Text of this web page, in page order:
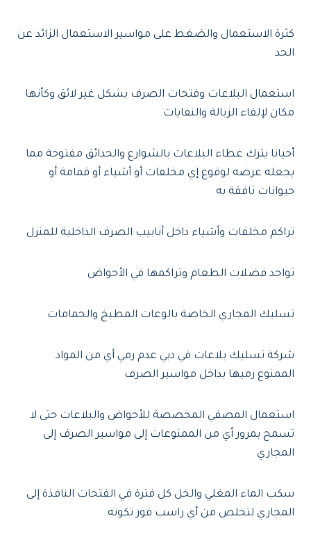
كثرة الاستعمال والضغط على مواسير الاستعمال الزائد عن
الحد
استعمال البلاعات وفتحات الصرف بشكل غير لائق وكأنها
مكان لإلقاء الزبالة والنفايات
أحيانا يترك غطاء البلاعات بالشوارع والحدائق مفتوحة مما
يجعله عرضه لوقوع إي مخلفات أو أشياء أو قمامة أو
حيوانات نافقة به
تراكم مخلفات وأشياء داخل أنابيب الصرف الداخلية للمنزل
تواجد فضلات الطعام وتراكمها في الأحواض
تسليك المجاري الخاصة بالوعات المطبخ والحمامات
شركة تسليك بلاعات في دبي عدم رمي أي من المواد
الممنوع رميها بداخل مواسير الصرف
استعمال المصفي المخصصة للأحواض والبلاعات حتى لا
تسمح بمرور أي من الممنوعات إلى مواسير الصرف إلى
المجاري
سكب الماء المغلي والخل كل فترة في الفتحات النافذة إلى
المجاري لتخلص من أي راسب فور تكونه